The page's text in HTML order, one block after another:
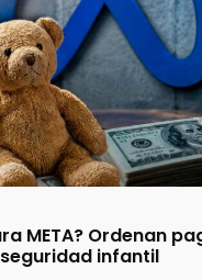
META? Ordenan
infantil